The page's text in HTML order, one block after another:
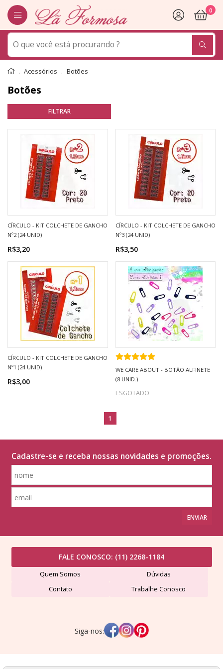
0
Acessórios Botões
Botões
CÍRCULO - KIT COLCHETE DE GANCHO
Nº2 (24 UNID)
R$3,20
CÍRCULO - KIT COLCHETE DE GANCHO
Nº3 (24 UNID)
R$3,50
CÍRCULO - KIT COLCHETE DE GANCHO
Nº1 (24 UNID)
R$3,00
WE CARE ABOUT - BOTÃO ALFINETE
(8 UNID.)
ESGOTADO
1
Cadastre-se e receba nossas novidades e promoções.
ENVIAR
FALE CONOSCO: (11) 2268-1184
Quem Somos
Dúvidas
Contato
Trabalhe Conosco
Siga-nos: